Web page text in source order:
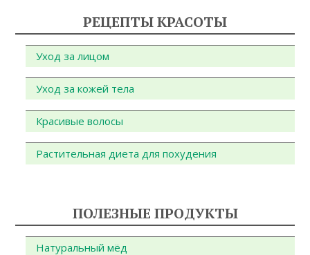
РЕЦЕПТЫ КРАСОТЫ
Уход за лицом
Уход за кожей тела
Красивые волосы
Растительная диета для похудения
ПОЛЕЗНЫЕ ПРОДУКТЫ
Натуральный мёд